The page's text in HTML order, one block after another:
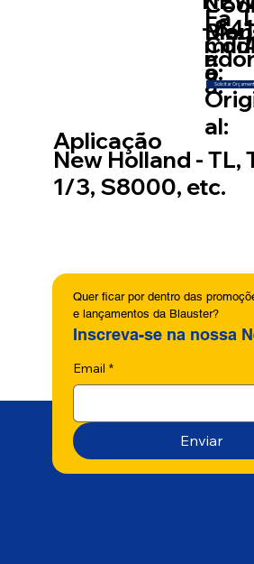
Aplicação
New Holland - TL,
1/3, S8000, etc.
-
r:
Fa
míli
a:
a:
o
al:
Solicitar
Quer ficar por dentro das
e lançamentos da Blauster?
Inscreva-se na nossa
Email *
Enviar